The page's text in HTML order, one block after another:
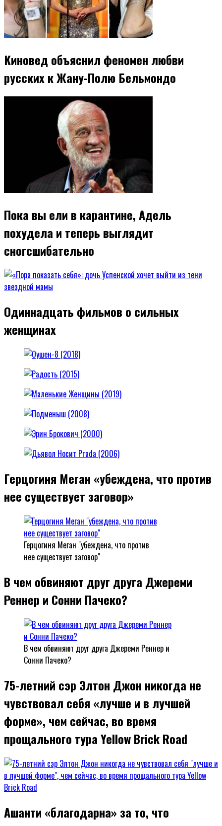
Киновед объяснил феномен любви
русских к Жану-Полю Бельмондо
Пока вы ели в карантине, Адель
похудела и теперь выглядит
сногсшибательно
Одиннадцать фильмов о сильных
женщинах
Герцогиня Меган «убеждена, что против
нее существует заговор»
Герцогиня Меган "убеждена, что против
нее существует заговор"
В чем обвиняют друг друга Джереми
Реннер и Сонни Пачеко?
В чем обвиняют друг друга Джереми Реннер и
Сонни Пачеко?
75-летний сэр Элтон Джон никогда не
чувствовал себя «лучше и в лучшей
форме», чем сейчас, во время
прощального тура Yellow Brick Road
Ашанти «благодарна» за то, что